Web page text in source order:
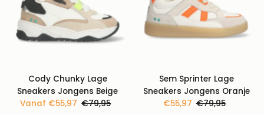
Cody Chunky Lage
Sneakers Jongens Beige
Kortingsprijs
Vanaf €55,97 Normale
€79,95
Sem Sprinter Lage
Sneakers Jongens Oranje
Kortingsprijs
€55,97 Normale
€79,95